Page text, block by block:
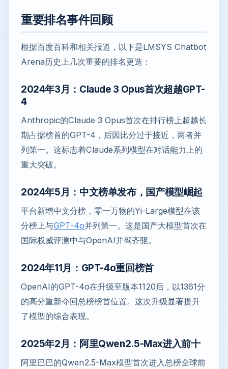
重要排名事件回顾
根据百度百科和相关报道，以下是LMSYS Chatbot
Arena历史上几次重要的排名更迭：
2024年3月：Claude 3 Opus首次超越GPT-
4
Anthropic的Claude 3 Opus首次在排行榜上超越长
期占据榜首的GPT-4，后因比分过于接近，两者并
列第一。这标志着Claude系列模型在对话能力上的
重大突破。
2024年5月：中文榜单发布，国产模型崛起
平台新增中文分榜，零一万物的Yi-Large模型在该
分榜上与GPT-4o并列第一。这是国产大模型首次在
国际权威评测中与OpenAI并驾齐驱。
2024年11月：GPT-4o重回榜首
OpenAI的GPT-4o在升级至版本1120后，以1361分
的高分重新夺回总榜榜首位置。这次升级显著提升
了模型的综合表现。
2025年2月：阿里Qwen2.5-Max进入前十
阿里巴巴的Qwen2.5-Max模型首次进入总榜全球前